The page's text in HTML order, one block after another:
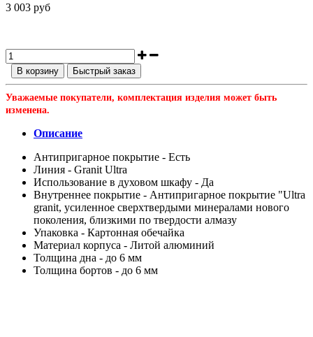
3 003 руб
В корзину Быстрый заказ
Уважаемые покупатели, комплектация изделия может быть
изменена.
Описание
Антипригарное покрытие - Есть
Линия - Granit Ultra
Использование в духовом шкафу - Да
Внутреннее покрытие - Антипригарное покрытие "Ultra
granit, усиленное сверхтвердыми минералами нового
поколения, близкими по твердости алмазу
Упаковка - Картонная обечайка
Материал корпуса - Литой алюминий
Толщина дна - до 6 мм
Толщина бортов - до 6 мм